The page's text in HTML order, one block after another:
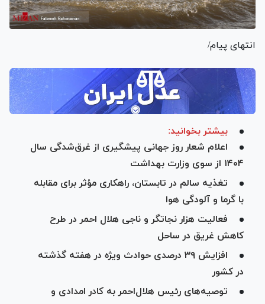
انتهای پیام/
بیشتر بخوانید:
اعلام شعار روز جهانی پیشگیری از غرق‌شدگی سال
۱۴۰۴ از سوی وزارت بهداشت
تغذیه سالم در تابستان، راهکاری مؤثر برای مقابله
با گرما و آلودگی هوا
فعالیت هزار نجاتگر و ناجی هلال احمر در طرح
کاهش غریق در ساحل
افزایش ۳۹ درصدی حوادث ویژه در هفته گذشته
در کشور
توصیه‌های رئیس هلال‌احمر به کادر امدادی و